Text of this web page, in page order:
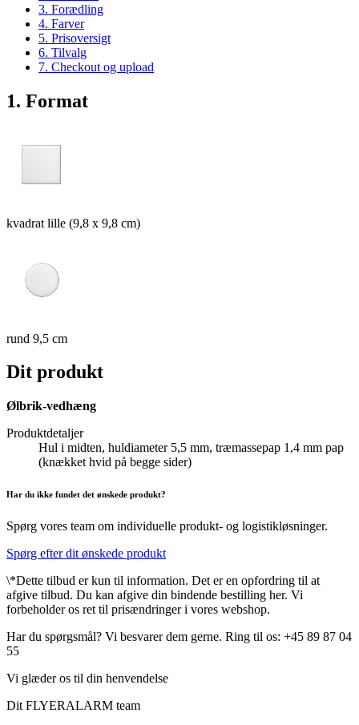
3. Forædling
4. Farver
5. Prisoversigt
6. Tilvalg
7. Checkout og upload
1. Format
kvadrat lille (9,8 x 9,8 cm)
rund 9,5 cm
Dit produkt
Ølbrik-vedhæng
Produktdetaljer
Hul i midten, huldiameter 5,5 mm, træmassepap 1,4 mm pap
(knækket hvid på begge sider)
Har du ikke fundet det ønskede produkt?
Spørg vores team om individuelle produkt- og logistikløsninger.
Spørg efter dit ønskede produkt
\*Dette tilbud er kun til information. Det er en opfordring til at
afgive tilbud. Du kan afgive din bindende bestilling her. Vi
forbeholder os ret til prisændringer i vores webshop.
Har du spørgsmål? Vi besvarer dem gerne. Ring til os: +45 89 87 04
55
Vi glæder os til din henvendelse
Dit FLYERALARM team